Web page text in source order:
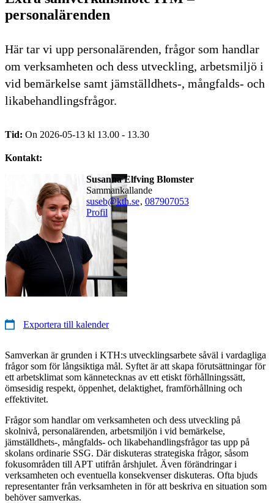
personalärenden
Här tar vi upp personalärenden, frågor som handlar
om verksamheten och dess utveckling, arbetsmiljö i
vid bemärkelse samt jämställdhets-, mångfalds- och
likabehandlingsfrågor.
Tid: On 2026-05-13 kl 13.00 - 13.30
Kontakt:
Susanna Elfving Blomster
Sammankallande
suseb@kth.se, 087907053
Profil
Exportera till kalender
Samverkan är grunden i KTH:s utvecklingsarbete såväl i vardagliga
frågor som för långsiktiga mål. Syftet är att skapa förutsättningar för
ett arbetsklimat som kännetecknas av ett etiskt förhållningssätt,
ömsesidig respekt, öppenhet, delaktighet, framförhållning och
effektivitet.
Frågor som handlar om verksamheten och dess utveckling på
skolnivå, personalärenden, arbetsmiljön i vid bemärkelse,
jämställdhets-, mångfalds- och likabehandlingsfrågor tas upp på
skolans ordinarie SSG. Där diskuteras strategiska frågor, såsom
fokusområden till APT utifrån årshjulet. Även förändringar i
verksamheten och eventuella konsekvenser diskuteras. Ofta bjuds
representanter från verksamheten in för att beskriva en situation som
behöver samverkas.